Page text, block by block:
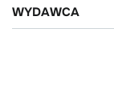
WYDAWCA